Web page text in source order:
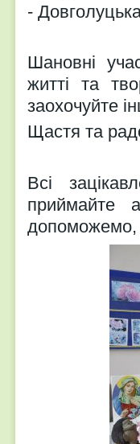
-
Шановні
житті та
заохочуйте
Щастя та
Всі
приймайте